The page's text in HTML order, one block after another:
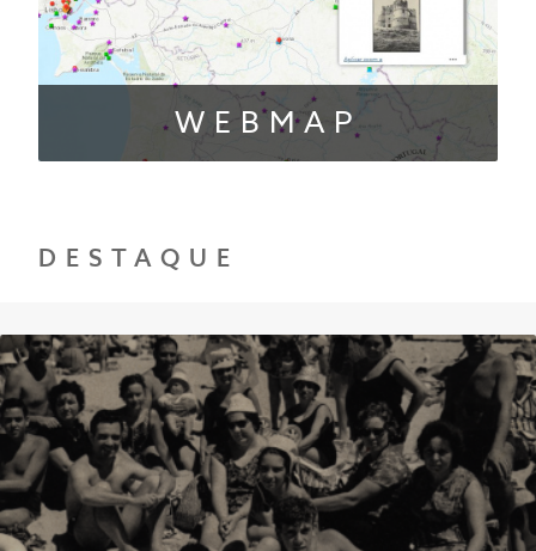
WEBMAP
DESTAQUE